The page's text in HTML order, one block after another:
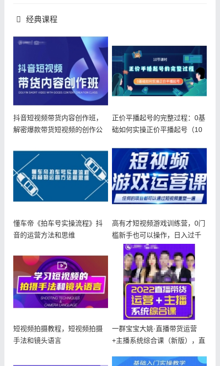
经典课程
抖音短视频带货内容创作班，
解密爆款带货短视频的创作公
正价平播起号的完整过程：0基
础如何实操正价平播起号（10
懂车帝《拍车号实操流程》抖
音的运营方法和思维
高有才短视频游戏训练营，0门
槛新手也可以操作，日入过千
短视频拍摄教程，短视频拍摄
手法和镜头语言
一群宝宝大姚·直播带货运营
+主播系统综合课（新版），直